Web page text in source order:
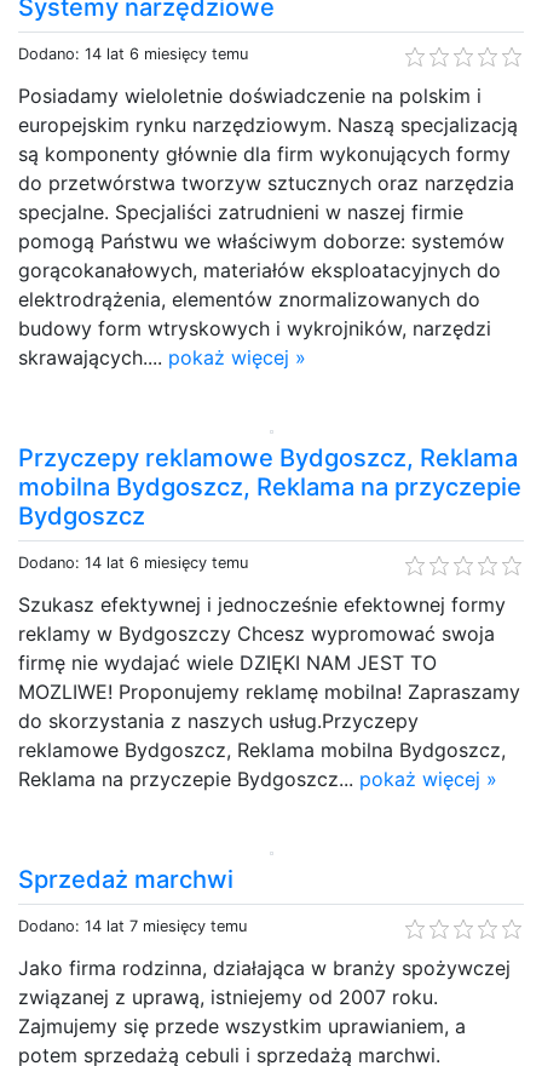
Systemy narzędziowe
Dodano: 14 lat 6 miesięcy temu
Posiadamy wieloletnie doświadczenie na polskim i
europejskim rynku narzędziowym. Naszą specjalizacją
są komponenty głównie dla firm wykonujących formy
do przetwórstwa tworzyw sztucznych oraz narzędzia
specjalne. Specjaliści zatrudnieni w naszej firmie
pomogą Państwu we właściwym doborze: systemów
gorącokanałowych, materiałów eksploatacyjnych do
elektrodrążenia, elementów znormalizowanych do
budowy form wtryskowych i wykrojników, narzędzi
skrawających.... pokaż więcej »
Przyczepy reklamowe Bydgoszcz, Reklama
mobilna Bydgoszcz, Reklama na przyczepie
Bydgoszcz
Dodano: 14 lat 6 miesięcy temu
Szukasz efektywnej i jednocześnie efektownej formy
reklamy w Bydgoszczy Chcesz wypromować swoja
firmę nie wydajać wiele DZIĘKI NAM JEST TO
MOZLIWE! Proponujemy reklamę mobilna! Zapraszamy
do skorzystania z naszych usług.Przyczepy
reklamowe Bydgoszcz, Reklama mobilna Bydgoszcz,
Reklama na przyczepie Bydgoszcz... pokaż więcej »
Sprzedaż marchwi
Dodano: 14 lat 7 miesięcy temu
Jako firma rodzinna, działająca w branży spożywczej
związanej z uprawą, istniejemy od 2007 roku.
Zajmujemy się przede wszystkim uprawianiem, a
potem sprzedażą cebuli i sprzedażą marchwi.